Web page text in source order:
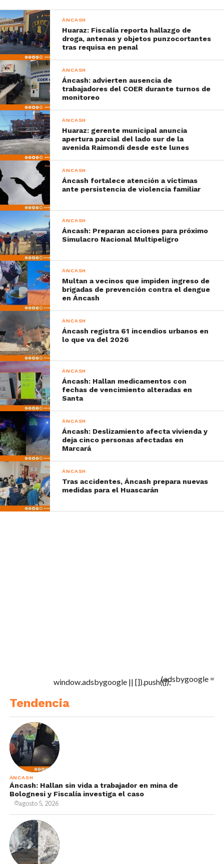
ÁNCASH
Huaraz: Fiscalía reporta hallazgo de
droga, antenas y objetos punzocortantes
tras requisa en penal
ÁNCASH
Áncash: advierten ausencia de
trabajadores del COER durante turnos de
monitoreo
ÁNCASH
Huaraz: gerente municipal anuncia
apertura parcial del lado sur de la
avenida Raimondi desde este lunes
ÁNCASH
Áncash fortalece atención a víctimas
ante persistencia de violencia familiar
ÁNCASH
Áncash: Preparan acciones para próximo
Simulacro Nacional Multipeligro
ÁNCASH
Multan a vecinos que impiden ingreso de
brigadas de prevención contra el dengue
en Áncash
ÁNCASH
Áncash registra 61 incendios urbanos en
lo que va del 2026
ÁNCASH
Áncash: Hallan medicamentos con
fechas de vencimiento alteradas en
Santa
ÁNCASH
Áncash: Deslizamiento afecta vivienda y
deja cinco personas afectadas en
Marcará
ÁNCASH
Tras accidentes, Áncash prepara nuevas
medidas para el Huascarán
(adsbygoogle =
window.adsbygoogle || []).push({});
Tendencia
ÁNCASH
Áncash: Hallan sin vida a trabajador en mina de
Bolognesi y Fiscalía investiga el caso
agosto 5, 2026